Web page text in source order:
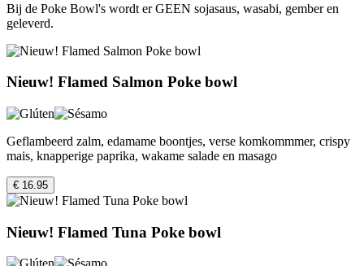
Bij de Poke Bowl's wordt er GEEN sojasaus, wasabi, gember en
geleverd.
Nieuw! Flamed Salmon Poke bowl
Geflambeerd zalm, edamame boontjes, verse komkommmer, crispy
mais, knapperige paprika, wakame salade en masago
€ 16.95
Nieuw! Flamed Tuna Poke bowl